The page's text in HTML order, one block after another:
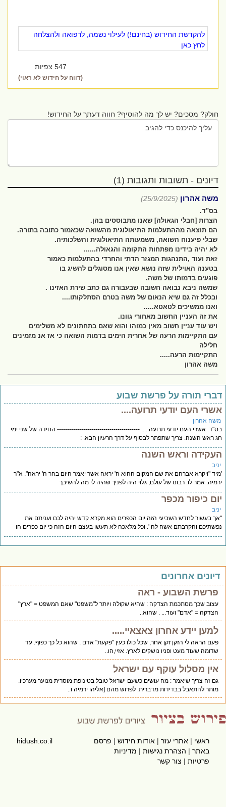
להקדשת החידוש (בחינם!) לעילוי נשמה, לרפואה ולהצלחה
לחץ כאן
547 צפיות
(דווח על חידוש לא ראוי)
חולק? מסכים? יש לך מה להוסיף? חווה דעתך על החידוש!
דיונים - תשובות ותגובות (1)
משה אהרון (25/9/2025)
בס"ד.
הצרות [חבלי הגאולה] שאנו מתבוססים בהן.
הם תוצאה מההתעלמות התיאולוגית מהשואה שכאמור כתובה בתורה.
שבלי פיענוח השואה, משמעותה התיאולוגית והשלכותיה.
לא יהיה בידינו מפתחות התקומה והגאולה......
זאת ועוד ,התנהגות המגזר הדתי והחרדי בהתעלמות כאמור
בטענה האוילית שזה נושא שאין אנו מסוגלים להשיג בו
פוגעים בדמותו של משה.
שמשה ניבא נבואה חשובה שבעבורה גם כתב שירת האזינו .
ובכלל זה גם שיא הנאום של משה בטרם הסתלקותו....
ואנו ממשיכים לטאטא.....
את זה העניין החשוב מאחורי גוונו.
ויש עוד עניין חשוב מאין כמוהו והוא שאם בתחתונים לא משלימים
עם התקיימות הרעה של אחרית הימים בדמות השואה כי אז אנ מזמינים
חלילה
התקיימות הרעה.....
משה אהרון
תורה על פרשת שבוע
העם יודעי תרועה....
אהרון
אשרי העם יודעי תרועה..... ----------------------------------------- החידה של שני ימי
ראש השנה. צריך שתפתר לבסוף על דרך הרעיון הבא. :
וראש השנה
"ויקרא אברהם את שם המקום ההוא ה' יראה אשר יאמר היום בהר ה' יראה". א"ר
אמר לו: רבונו של עולם, גלוי היה לפניך שהיה לי מה להשיבך
כיפור מכפר
בעשור לחדש השביעי הזה יום הכפרים הוא מקרא קדש יהיה לכם ועניתם את
והקרבתם אשה לה '. וכל מלאכה לא תעשו בעצם היום הזה כי יום כפרים הו
אחרונים
פרשת השבוע - ראה
עצוב שכך מסתכמת הצדקה : שהיא שקולה ויותר ל"משפט" שאם המשפט = "ארץ"
הצדקה = "אדם" ועוד... . שהוא..
למען יידע אחרון צאצאיי.....
פעם הראה לי הזקן זקן אחר, שכל כולו כעין "פקעת" אדם . שהוא כל כך כפוף. עד
שדומה שעוד מעט ופניו נושקים לארץ. אזיי,הו..
אין מסלול עוקף עם ישראל
גם זה צריך שיאמר : מה עושים כשעם ישראל טובל בטינופת מוסרית מנוער מערכיו.
מותר להתאבל בבדידות מדברית. לפרוש מהם [אליהו ירמיה ו..
ראשי|אתרי עזר|אודות חידוש|פרסם
באתר|הצהרת נגישות|מדיניות
פרטיות|צור קשר
hidush.co.il